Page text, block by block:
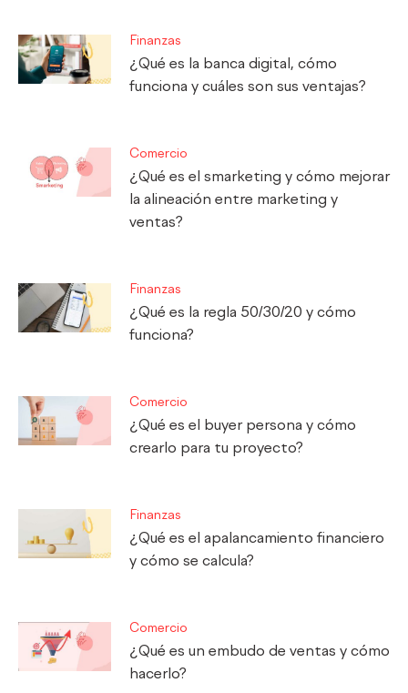
Finanzas
¿Qué es la banca digital, cómo
funciona y cuáles son sus ventajas?
Comercio
¿Qué es el smarketing y cómo mejorar
la alineación entre marketing y
ventas?
Finanzas
¿Qué es la regla 50/30/20 y cómo
funciona?
Comercio
¿Qué es el buyer persona y cómo
crearlo para tu proyecto?
Finanzas
¿Qué es el apalancamiento financiero
y cómo se calcula?
Comercio
¿Qué es un embudo de ventas y cómo
hacerlo?